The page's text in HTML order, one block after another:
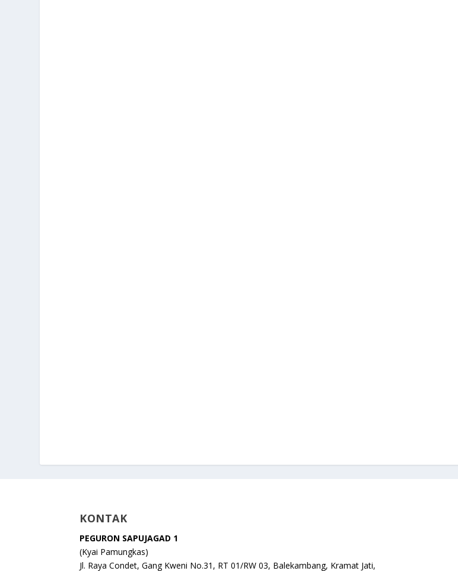
KONTAK
PEGURON SAPUJAGAD 1
(Kyai Pamungkas)
Jl. Raya Condet, Gang Kweni No.31, RT 01/RW 03, Balekambang, Kramat Jati,